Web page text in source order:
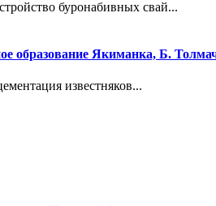
буронабивных свай...
образование Якиманка, Б.
известняков...